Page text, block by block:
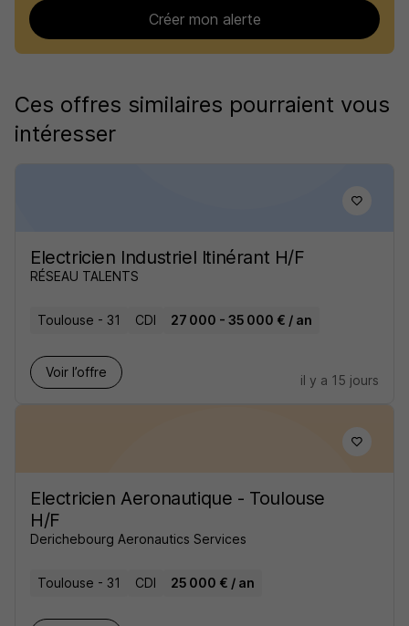
Créer mon alerte
Ces offres similaires pourraient vous
intéresser
Electricien Industriel Itinérant H/F
RÉSEAU TALENTS
Toulouse - 31 CDI 27 000 - 35 000 € / an
Voir l’offre
il y a 15 jours
Electricien Aeronautique - Toulouse
H/F
Derichebourg Aeronautics Services
Toulouse - 31 CDI 25 000 € / an